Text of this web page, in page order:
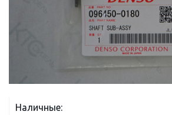
Наличные: